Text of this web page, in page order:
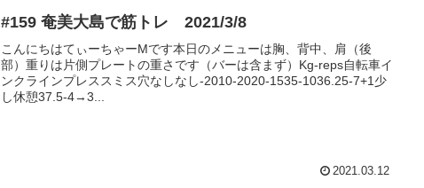
#159 奄美大島で筋トレ 2021/3/8
こんにちはてぃーちゃーMです本日のメニューは胸、背中、肩（後
部）重りは片側プレートの重さです（バーは含まず）Kg-reps自転車イ
ンクラインプレススミス穴なしなし-2010-2020-1535-1036.25-7+1少
し休憩37.5-4→3...
2021.03.12